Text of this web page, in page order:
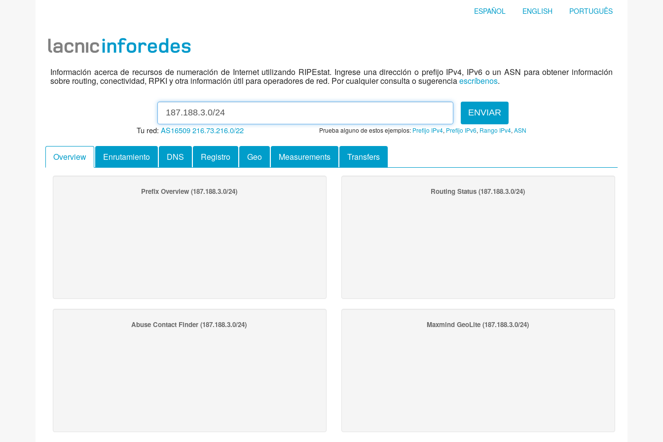
ESPAÑOL ENGLISH PORTUGUÊS
Información acerca de recursos de numeración de Internet utilizando RIPEstat. Ingrese una dirección o prefijo IPv4, IPv6 o un ASN para obtener información
sobre routing, conectividad, RPKI y otra información útil para operadores de red. Por cualquier consulta o sugerenciaescríbenos.
ENVIAR
Tu red: AS16509216.73.216.0/22 Prueba alguno de estos ejemplos: Prefijo IPv4, Prefijo IPv6, Rango IPv4, ASN
Overview Enrutamiento DNS Registro Geo Measurements Transfers
Prefix Overview(187.188.3.0/24) Routing Status(187.188.3.0/24)
Abuse Contact Finder (187.188.3.0/24) Maxmind GeoLite(187.188.3.0/24)